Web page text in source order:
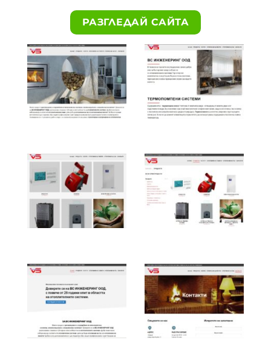
РАЗГЛЕДАЙ САЙТА